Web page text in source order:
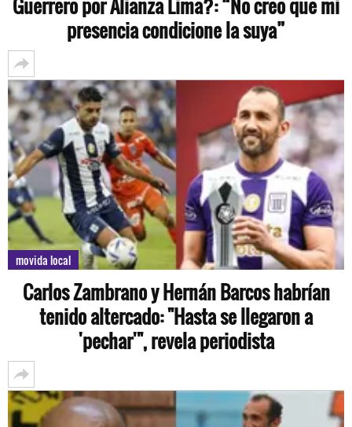
presencia condicione la suya”
movida local
Carlos Zambrano y Hernán Barcos habrían
tenido altercado: "Hasta se llegaron a
'pechar'", revela periodista